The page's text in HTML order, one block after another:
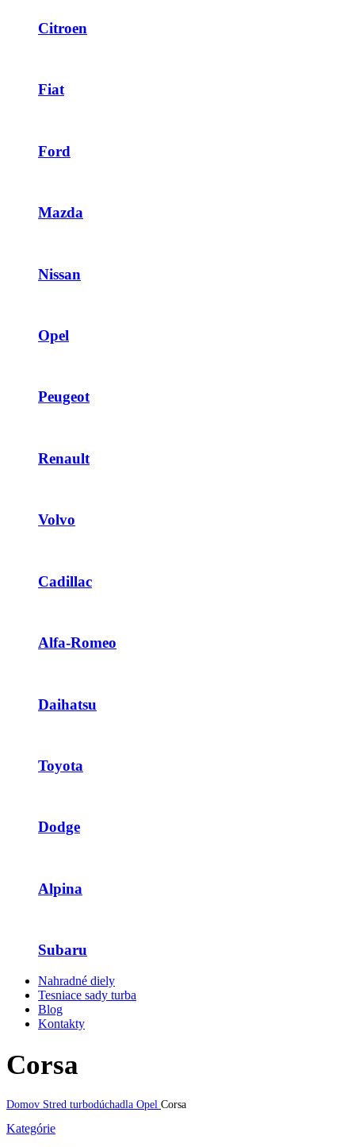
Citroen
Fiat
Ford
Mazda
Nissan
Opel
Peugeot
Renault
Volvo
Cadillac
Alfa-Romeo
Daihatsu
Toyota
Dodge
Alpina
Subaru
Nahradné diely
Tesniace sady turba
Blog
Kontakty
Corsa
Domov Stred turbodúchadla Opel Corsa
Kategórie